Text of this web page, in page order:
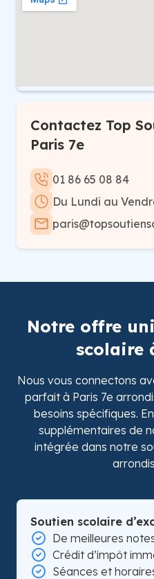
Contactez Top
Paris 7e
01 86 65 08 84
Du Lundi au
Notre offre
scolaire
Nous vous connectons
parfait à Paris 7e
besoins spécifiques.
supplémentaires de
intégrée dans notre
Soutien scolaire
De meilleures
Crédit d’impôt
Séances et